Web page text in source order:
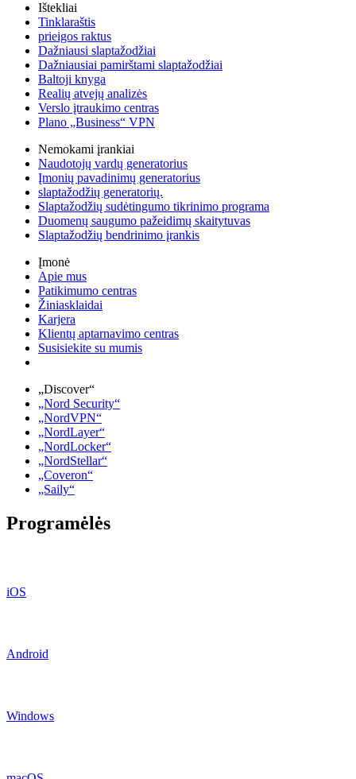
Ištekliai
Tinklaraštis
prieigos raktus
Dažniausi slaptažodžiai
Dažniausiai pamirštami slaptažodžiai
Baltoji knyga
Realių atvejų analizės
Verslo įtraukimo centras
Plano „Business“ VPN
Nemokami įrankiai
Naudotojų vardų generatorius
Įmonių pavadinimų generatorius
slaptažodžių generatorių.
Slaptažodžių sudėtingumo tikrinimo programa
Duomenų saugumo pažeidimų skaitytuvas
Slaptažodžių bendrinimo įrankis
Įmonė
Apie mus
Patikimumo centras
Žiniasklaidai
Karjera
Klientų aptarnavimo centras
Susisiekite su mumis
„Discover“
„Nord Security“
„NordVPN“
„NordLayer“
„NordLocker“
„NordStellar“
„Coveron“
„Saily“
Programėlės
iOS
Android
Windows